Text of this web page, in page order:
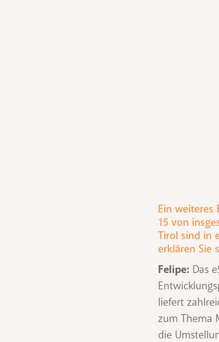
Ein weiteres
15 von
Tirol sind in
erklären Sie
Felipe: Das
liefert
zum Thema
die